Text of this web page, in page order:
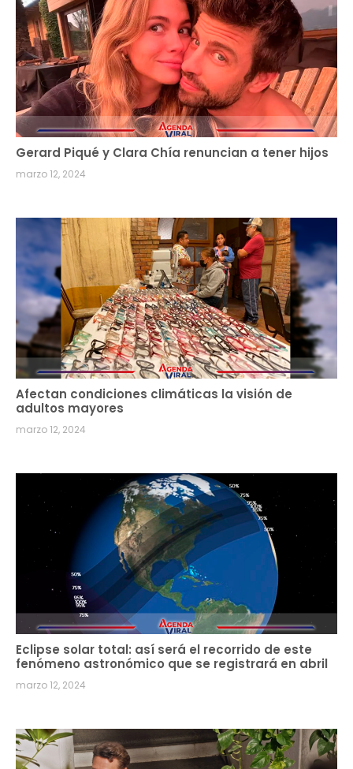
Gerard Piqué y Clara Chía renuncian a tener hijos
marzo 12, 2024
Afectan condiciones climáticas la visión de
adultos mayores
marzo 12, 2024
Eclipse solar total: así será el recorrido de este
fenómeno astronómico que se registrará en abril
marzo 12, 2024